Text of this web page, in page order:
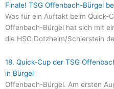
Finale! TSG Offenbach-Bürgel
Was für ein Auftakt beim Quick-
Offenbach-Bürgel hat sich mit
die HSG Dotzheim/Schierstein
18. Quick-Cup der TSG
in Bürgel
Offenbach-Bürgel. Am ersten